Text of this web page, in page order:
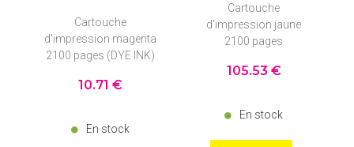
Cartouche
d'impression magenta
2100 pages (DYE INK)
10.71 €
En stock
Cartouche
d'impression jaune
2100 pages
105.53 €
En stock